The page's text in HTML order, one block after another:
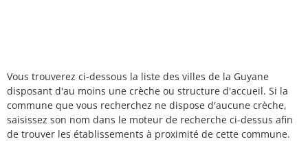
Vous trouverez ci-dessous la liste des villes de la Guyane
disposant d'au moins une crèche ou structure d'accueil. Si la
commune que vous recherchez ne dispose d'aucune crèche,
saisissez son nom dans le moteur de recherche ci-dessus afin
de trouver les établissements à proximité de cette commune.